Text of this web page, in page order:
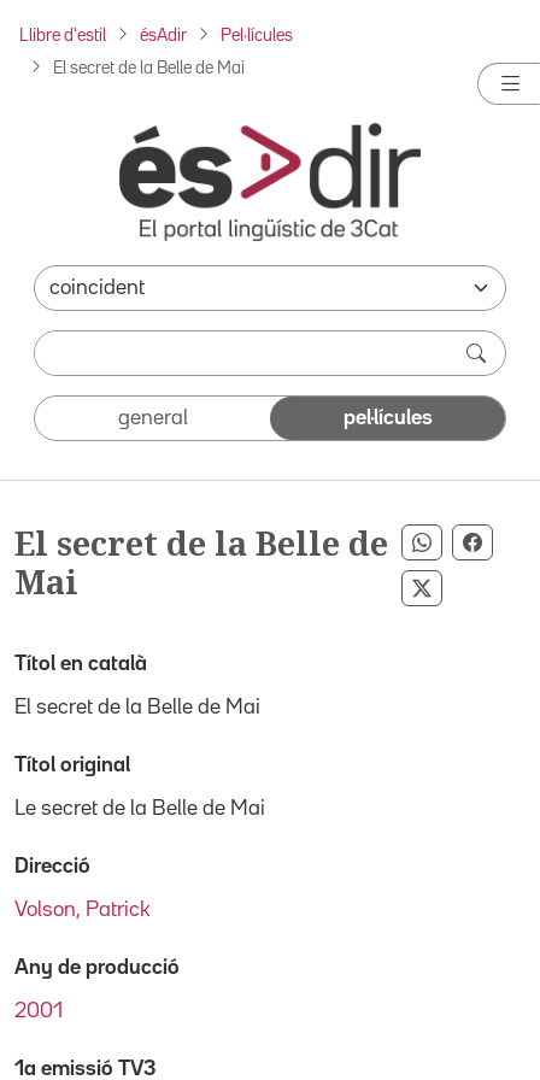
Llibre d'estil ésAdir Pel·lícules
El secret de la Belle de Mai
general pel·lícules
El secret de la Belle de
Mai
Compartir
Compartir
Títol en català
El secret de la Belle de Mai
Títol original
Le secret de la Belle de Mai
Direcció
Volson, Patrick
Any de producció
2001
1a emissió TV3